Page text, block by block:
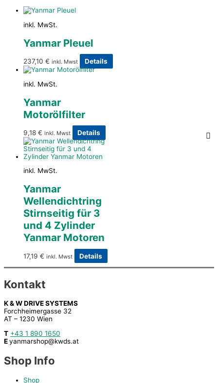
inkl. MwSt.
Yanmar Pleuel
237,10 € inkl. Mwst Details
inkl. MwSt.
Yanmar
Motorölfilter
9,18 € inkl. Mwst Details
inkl. MwSt.
Yanmar
Wellendichtring
Stirnseitig für 3
und 4 Zylinder
Yanmar Motoren
17,19 € inkl. Mwst Details
Kontakt
K & W DRIVE SYSTEMS
Forchheimergasse 32
AT – 1230 Wien
T +43 1 890 1650
Eyanmarshop@kwds.at
Shop Info
Shop